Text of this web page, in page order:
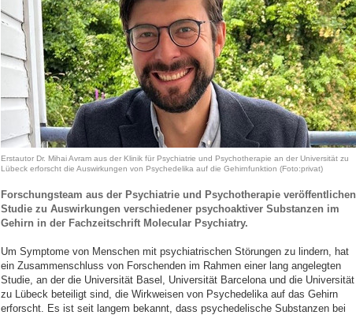
Erstautor Dr. Mihai Avram aus der Klinik für Psychiatrie und Psychotherapie an der Universität zu
Lübeck erforscht die Auswirkungen von Psychedelika auf die Gehirnfunktion (Foto:privat)
Forschungsteam aus der Psychiatrie und Psychotherapie veröffentlichen
Studie zu Auswirkungen verschiedener psychoaktiver Substanzen im
Gehirn in der Fachzeitschrift Molecular Psychiatry.
Um Symptome von Menschen mit psychiatrischen Störungen zu lindern, hat
ein Zusammenschluss von Forschenden im Rahmen einer lang angelegten
Studie, an der die Universität Basel, Universität Barcelona und die Universität
zu Lübeck beteiligt sind, die Wirkweisen von Psychedelika auf das Gehirn
erforscht. Es ist seit langem bekannt, dass psychedelische Substanzen bei